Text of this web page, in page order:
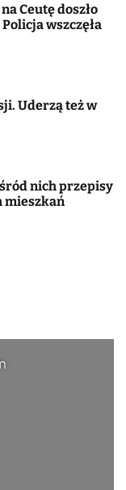
Ceutę doszło
wszczęła
Uderzą też w
nich przepisy
mieszkań